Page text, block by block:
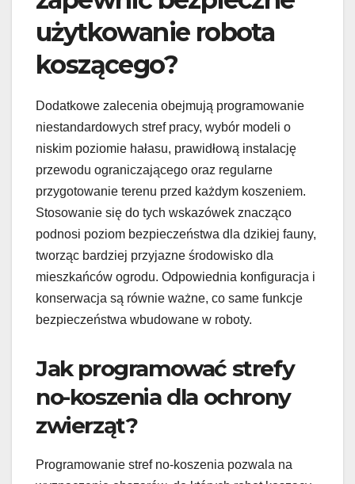
użytkowanie robota
koszącego?
Dodatkowe zalecenia obejmują programowanie
niestandardowych stref pracy, wybór modeli o
niskim poziomie hałasu, prawidłową instalację
przewodu ograniczającego oraz regularne
przygotowanie terenu przed każdym koszeniem.
Stosowanie się do tych wskazówek znacząco
podnosi poziom bezpieczeństwa dla dzikiej fauny,
tworząc bardziej przyjazne środowisko dla
mieszkańców ogrodu. Odpowiednia konfiguracja i
konserwacja są równie ważne, co same funkcje
bezpieczeństwa wbudowane w roboty.
Jak programować strefy
no-koszenia dla ochrony
zwierząt?
Programowanie stref no-koszenia pozwala na